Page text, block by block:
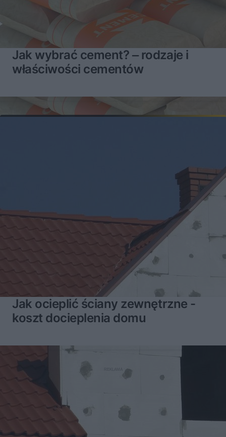
Jak wybrać cement? ‒ rodzaje i
właściwości cementów
Jak ocieplić ściany zewnętrzne -
koszt docieplenia domu